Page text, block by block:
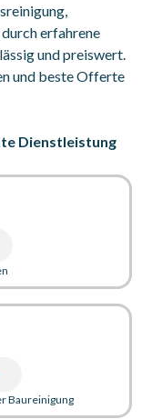
erfahrene
und preiswert.
und beste Offerte
Dienstleistung
Baureinigung